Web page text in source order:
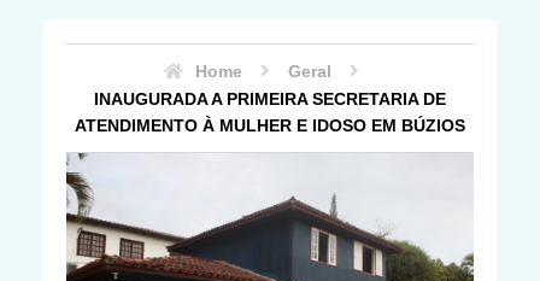
Home
Geral
INAUGURADA A PRIMEIRA SECRETARIA DE
ATENDIMENTO À MULHER E IDOSO EM BÚZIOS